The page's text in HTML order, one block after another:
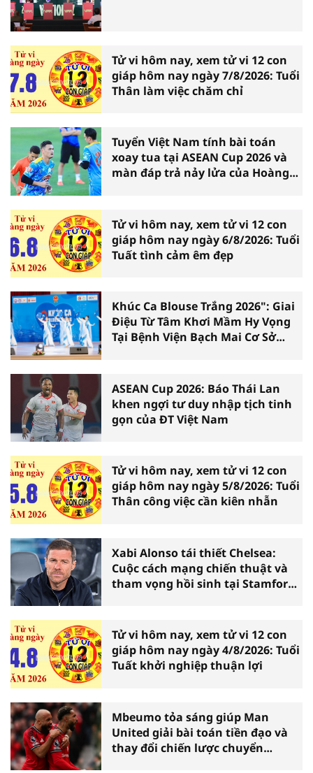
Tử vi hôm nay, xem tử vi 12 con
giáp hôm nay ngày 7/8/2026: Tuổi
Thân làm việc chăm chỉ
Tuyển Việt Nam tính bài toán
xoay tua tại ASEAN Cup 2026 và
màn đáp trả nảy lửa của Hoàng
Tử vi hôm nay, xem tử vi 12 con
giáp hôm nay ngày 6/8/2026: Tuổi
Tuất tình cảm êm đẹp
Khúc Ca Blouse Trắng 2026": Giai
Điệu Từ Tâm Khơi Mầm Hy Vọng
Tại Bệnh Viện Bạch Mai Cơ Sở
ASEAN Cup 2026: Báo Thái Lan
khen ngợi tư duy nhập tịch tinh
gọn của ĐT Việt Nam
Tử vi hôm nay, xem tử vi 12 con
giáp hôm nay ngày 5/8/2026: Tuổi
Thân công việc cần kiên nhẫn
Xabi Alonso tái thiết Chelsea:
Cuộc cách mạng chiến thuật và
tham vọng hồi sinh tại Stamford
Tử vi hôm nay, xem tử vi 12 con
giáp hôm nay ngày 4/8/2026: Tuổi
Tuất khởi nghiệp thuận lợi
Mbeumo tỏa sáng giúp Man
United giải bài toán tiền đạo và
thay đổi chiến lược chuyển